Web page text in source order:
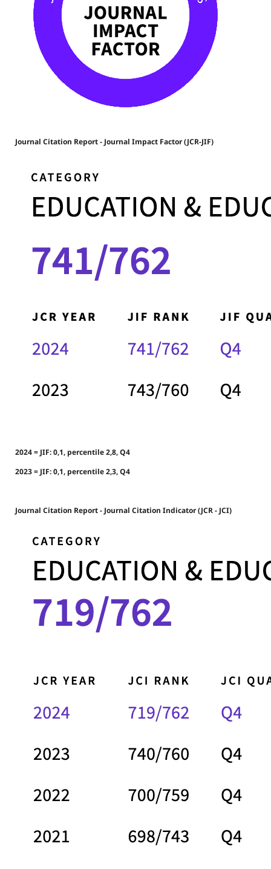
Journal Citation Report - Journal Impact Factor (JCR-JIF)
2024 = JIF: 0,1, percentile 2,8, Q4
2023 = JIF: 0,1, percentile 2,3, Q4
Journal Citation Report - Journal Citation Indicator (JCR - JCI)